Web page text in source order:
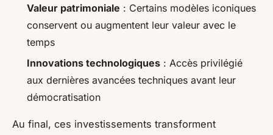
Valeur patrimoniale : Certains modèles iconiques
conservent ou augmentent leur valeur avec le
temps
Innovations technologiques : Accès privilégié
aux dernières avancées techniques avant leur
démocratisation
Au final, ces investissements transforment